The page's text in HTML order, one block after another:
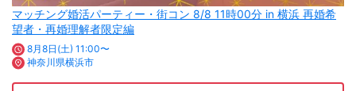
マッチング婚活パーティー・街コン 8/8 11時00分 in 横浜 再婚希
望者・再婚理解者限定編
8月8日(土) 11:00〜
神奈川県横浜市